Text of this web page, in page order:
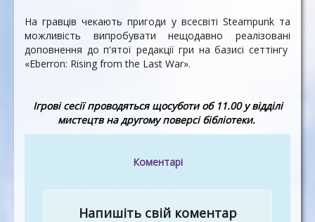
На гравців чекають пригоди у всесвіті Steampunk та
можливість випробувати нещодавно реалізовані
доповнення до п'ятої редакції гри на базисі сеттінгу
«Eberron: Rising from the Last War».
Ігрові сесії проводяться щосуботи об 11.00 у відділі
мистецтв на другому поверсі бібліотеки.
Коментарі
Напишіть свій коментар